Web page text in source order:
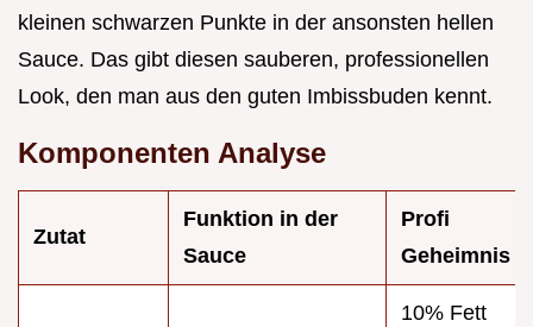
kleinen schwarzen Punkte in der ansonsten hellen
Sauce. Das gibt diesen sauberen, professionellen
Look, den man aus den guten Imbissbuden kennt.
Komponenten Analyse
Zutat
Funktion in der
Sauce
Profi
Geheimnis
10% Fett